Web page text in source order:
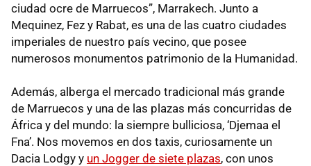
ciudad ocre de Marruecos”, Marrakech. Junto a
Mequinez, Fez y Rabat, es una de las cuatro ciudades
imperiales de nuestro país vecino, que posee
numerosos monumentos patrimonio de la Humanidad.
Además, alberga el mercado tradicional más grande
de Marruecos y una de las plazas más concurridas de
África y del mundo: la siempre bulliciosa, ‘Djemaa el
Fna’. Nos movemos en dos taxis, curiosamente un
Dacia Lodgy y un Jogger de siete plazas, con unos